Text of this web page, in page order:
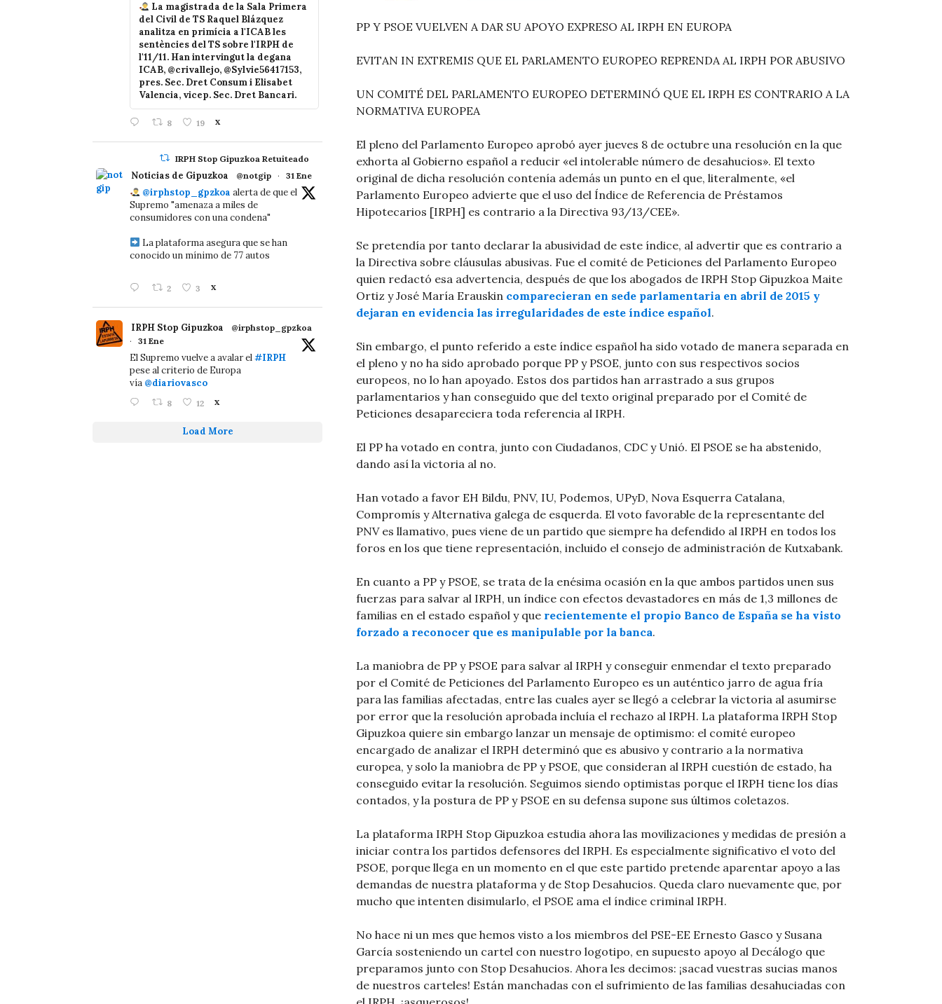
PP Y PSOE VUELVEN A DAR SU APOYO EXPRESO AL IRPH EN EUROPA
EVITAN IN EXTREMIS QUE EL PARLAMENTO EUROPEO REPRENDA AL IRPH POR ABUSIVO
UN COMITÉ DEL PARLAMENTO EUROPEO DETERMINÓ QUE EL IRPH ES CONTRARIO A LA
NORMATIVA EUROPEA
El pleno del Parlamento Europeo aprobó ayer jueves 8 de octubre una resolución en la que
exhorta al Gobierno español a reducir «el intolerable número de desahucios». El texto
original de dicha resolución contenía además un punto en el que, literalmente, «el
Parlamento Europeo advierte que el uso del Índice de Referencia de Préstamos
Hipotecarios [IRPH] es contrario a la Directiva 93/13/CEE».
Se pretendía por tanto declarar la abusividad de este índice, al advertir que es contrario a
la Directiva sobre cláusulas abusivas. Fue el comité de Peticiones del Parlamento Europeo
quien redactó esa advertencia, después de que los abogados de IRPH Stop Gipuzkoa Maite
Ortiz y José María Erauskin comparecieran en sede parlamentaria en abril de 2015 y
dejaran en evidencia las irregularidades de este índice español.
Sin embargo, el punto referido a este índice español ha sido votado de manera separada en
el pleno y no ha sido aprobado porque PP y PSOE, junto con sus respectivos socios
europeos, no lo han apoyado. Estos dos partidos han arrastrado a sus grupos
parlamentarios y han conseguido que del texto original preparado por el Comité de
Peticiones desapareciera toda referencia al IRPH.
El PP ha votado en contra, junto con Ciudadanos, CDC y Unió. El PSOE se ha abstenido,
dando así la victoria al no.
Han votado a favor EH Bildu, PNV, IU, Podemos, UPyD, Nova Esquerra Catalana,
Compromís y Alternativa galega de esquerda. El voto favorable de la representante del
PNV es llamativo, pues viene de un partido que siempre ha defendido al IRPH en todos los
foros en los que tiene representación, incluido el consejo de administración de Kutxabank.
En cuanto a PP y PSOE, se trata de la enésima ocasión en la que ambos partidos unen sus
fuerzas para salvar al IRPH, un índice con efectos devastadores en más de 1,3 millones de
familias en el estado español y que recientemente el propio Banco de España se ha visto
forzado a reconocer que es manipulable por la banca.
La maniobra de PP y PSOE para salvar al IRPH y conseguir enmendar el texto preparado
por el Comité de Peticiones del Parlamento Europeo es un auténtico jarro de agua fría
para las familias afectadas, entre las cuales ayer se llegó a celebrar la victoria al asumirse
por error que la resolución aprobada incluía el rechazo al IRPH. La plataforma IRPH Stop
Gipuzkoa quiere sin embargo lanzar un mensaje de optimismo: el comité europeo
encargado de analizar el IRPH determinó que es abusivo y contrario a la normativa
europea, y solo la maniobra de PP y PSOE, que consideran al IRPH cuestión de estado, ha
conseguido evitar la resolución. Seguimos siendo optimistas porque el IRPH tiene los días
contados, y la postura de PP y PSOE en su defensa supone sus últimos coletazos.
La plataforma IRPH Stop Gipuzkoa estudia ahora las movilizaciones y medidas de presión a
iniciar contra los partidos defensores del IRPH. Es especialmente significativo el voto del
PSOE, porque llega en un momento en el que este partido pretende aparentar apoyo a las
demandas de nuestra plataforma y de Stop Desahucios. Queda claro nuevamente que, por
mucho que intenten disimularlo, el PSOE ama el índice criminal IRPH.
No hace ni un mes que hemos visto a los miembros del PSE-EE Ernesto Gasco y Susana
García sosteniendo un cartel con nuestro logotipo, en supuesto apoyo al Decálogo que
preparamos junto con Stop Desahucios. Ahora les decimos: ¡sacad vuestras sucias manos
de nuestros carteles! Están manchadas con el sufrimiento de las familias desahuciadas con
La magistrada de la Sala Primera
del Civil de TS Raquel Blázquez
analitza en primícia a l'ICAB les
sentències del TS sobre l'IRPH de
l'11/11. Han intervingut la degana
ICAB, @crivallejo, @Sylvie56417153,
pres. Sec. Dret Consum i Elisabet
Valencia, vicep. Sec. Dret Bancari.
8 19 X
IRPH Stop Gipuzkoa Retuiteado
Noticias de Gipuzkoa @notgip · 31 Ene
@irphstop_gpzkoa alerta de que el
Supremo "amenaza a miles de
consumidores con una condena"
La plataforma asegura que se han
conocido un mínimo de 77 autos
2 3 X
IRPH Stop Gipuzkoa
@irphstop_gpzkoa
·
31 Ene
El Supremo vuelve a avalar el#IRPH
pese al criterio de Europa
vía @diariovasco
8 12 X
Load More